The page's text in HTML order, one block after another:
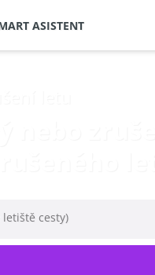
ASISTENT
cesty)